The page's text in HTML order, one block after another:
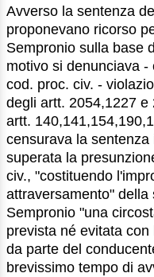
Avverso la sentenza
proponevano ricorso
Sempronio sulla base
motivo si denunciava
cod. proc. civ. -
degli artt. 2054,1227 e
artt.
censurava la
superata la
civ., "costituendo
attraversamento"
Sempronio "una
prevista né evitata
da parte del
brevissimo tempo di